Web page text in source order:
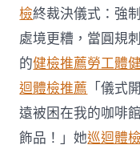
檢終裁決儀式：強
處境更糟，當圓規
的健檢推薦勞工體
迴體檢推薦 「儀式
遠被困在我的咖啡
飾品！」她巡迴體